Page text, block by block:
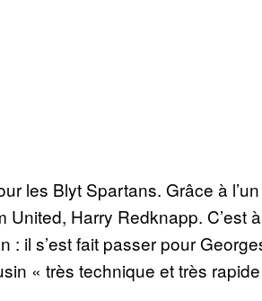
les Blyt Spartans. Grâce à
United, Harry Redknapp. C’est
il s’est fait passer pour
« très technique et très